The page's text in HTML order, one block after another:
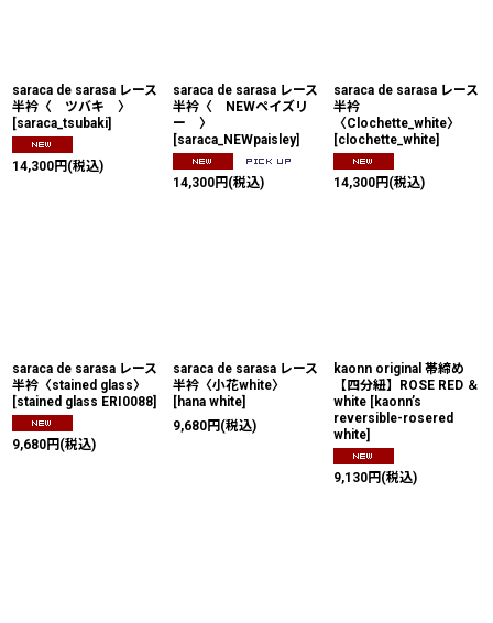
saraca de sarasa レース
半衿〈 ツバキ 〉
[saraca_tsubaki]
14,300円 (税込)
saraca de sarasa レース
半衿〈 NEWペイズリ
ー 〉
[saraca_NEWpaisley]
14,300円 (税込)
saraca de sarasa レース
半衿
〈Clochette_white〉
[clochette_white]
14,300円 (税込)
saraca de sarasa レース
半衿〈stained glass〉
[stained glass ERI0088]
9,680円 (税込)
saraca de sarasa レース
半衿〈小花white〉
[hana white]
9,680円 (税込)
kaonn original 帯締め
【四分紐】ROSE RED ＆
white [kaonn’s
reversible-rosered
white]
9,130円 (税込)